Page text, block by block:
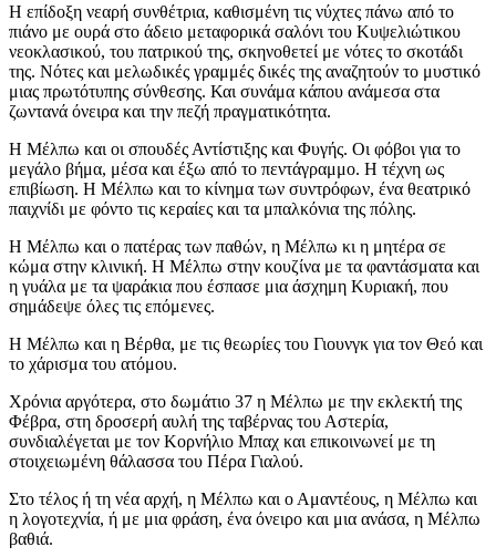
Η επίδοξη νεαρή συνθέτρια, καθισμένη τις νύχτες πάνω από το
πιάνο με ουρά στο άδειο μεταφορικά σαλόνι του Κυψελιώτικου
νεοκλασικού, του πατρικού της, σκηνοθετεί με νότες το σκοτάδι
της. Νότες και μελωδικές γραμμές δικές της αναζητούν το μυστικό
μιας πρωτότυπης σύνθεσης. Και συνάμα κάπου ανάμεσα στα
ζωντανά όνειρα και την πεζή πραγματικότητα.
Η Μέλπω και οι σπουδές Αντίστιξης και Φυγής. Οι φόβοι για το
μεγάλο βήμα, μέσα και έξω από το πεντάγραμμο. Η τέχνη ως
επιβίωση. Η Μέλπω και το κίνημα των συντρόφων, ένα θεατρικό
παιχνίδι με φόντο τις κεραίες και τα μπαλκόνια της πόλης.
Η Μέλπω και ο πατέρας των παθών, η Μέλπω κι η μητέρα σε
κώμα στην κλινική. Η Μέλπω στην κουζίνα με τα φαντάσματα και
η γυάλα με τα ψαράκια που έσπασε μια άσχημη Κυριακή, που
σημάδεψε όλες τις επόμενες.
Η Μέλπω και η Βέρθα, με τις θεωρίες του Γιουνγκ για τον Θεό και
το χάρισμα του ατόμου.
Χρόνια αργότερα, στο δωμάτιο 37 η Μέλπω με την εκλεκτή της
Φέβρα, στη δροσερή αυλή της ταβέρνας του Αστερία,
συνδιαλέγεται με τον Κορνήλιο Μπαχ και επικοινωνεί με τη
στοιχειωμένη θάλασσα του Πέρα Γιαλού.
Στο τέλος ή τη νέα αρχή, η Μέλπω και ο Αμαντέους, η Μέλπω και
η λογοτεχνία, ή με μια φράση, ένα όνειρο και μια ανάσα, η Μέλπω
βαθιά.